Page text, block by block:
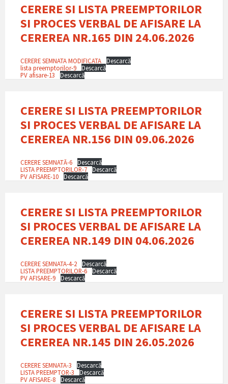
CERERE SI LISTA PREEMPTORILOR
SI PROCES VERBAL DE AFISARE LA
CEREREA NR.165 DIN 24.06.2026
CERERE SEMNATA MODIFICATA
Descarcă
lista preemptorilor-9
Descarcă
PV afisare-13
Descarcă
CERERE SI LISTA PREEMPTORILOR
SI PROCES VERBAL DE AFISARE LA
CEREREA NR.156 DIN 09.06.2026
CERERE SEMNATĂ-6
Descarcă
LISTA PREEMPTORILOR-7
Descarcă
PV AFISARE-10
Descarcă
CERERE SI LISTA PREEMPTORILOR
SI PROCES VERBAL DE AFISARE LA
CEREREA NR.149 DIN 04.06.2026
CERERE SEMNATA-4-2
Descarcă
LISTA PREEMPTORILOR-6
Descarcă
PV AFISARE-9
Descarcă
CERERE SI LISTA PREEMPTORILOR
SI PROCES VERBAL DE AFISARE LA
CEREREA NR.145 DIN 26.05.2026
CERERE SEMNATA-3
Descarcă
LISTA PREEMPTOR-3
Descarcă
PV AFISARE-8
Descarcă